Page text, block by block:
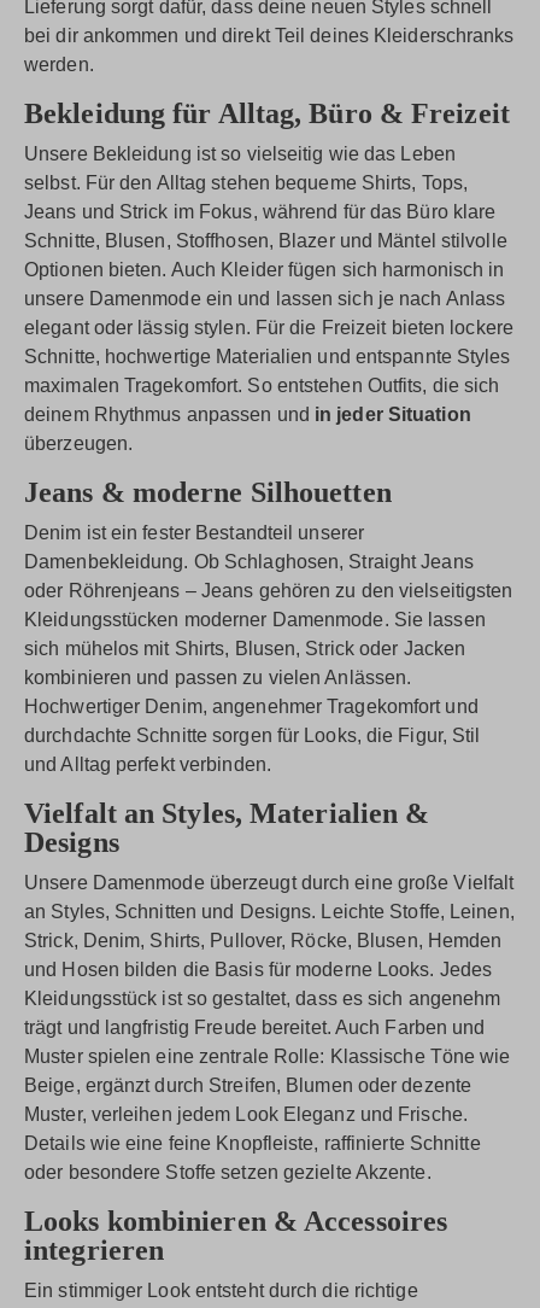
Lieferung sorgt dafür, dass deine neuen Styles schnell
bei dir ankommen und direkt Teil deines Kleiderschranks
werden.
Bekleidung für Alltag, Büro & Freizeit
Unsere Bekleidung ist so vielseitig wie das Leben
selbst. Für den Alltag stehen bequeme Shirts, Tops,
Jeans und Strick im Fokus, während für das Büro klare
Schnitte, Blusen, Stoffhosen, Blazer und Mäntel stilvolle
Optionen bieten. Auch Kleider fügen sich harmonisch in
unsere Damenmode ein und lassen sich je nach Anlass
elegant oder lässig stylen. Für die Freizeit bieten lockere
Schnitte, hochwertige Materialien und entspannte Styles
maximalen Tragekomfort. So entstehen Outfits, die sich
deinem Rhythmus anpassen und in jeder Situation
überzeugen.
Jeans & moderne Silhouetten
Denim ist ein fester Bestandteil unserer
Damenbekleidung. Ob Schlaghosen, Straight Jeans
oder Röhrenjeans – Jeans gehören zu den vielseitigsten
Kleidungsstücken moderner Damenmode. Sie lassen
sich mühelos mit Shirts, Blusen, Strick oder Jacken
kombinieren und passen zu vielen Anlässen.
Hochwertiger Denim, angenehmer Tragekomfort und
durchdachte Schnitte sorgen für Looks, die Figur, Stil
und Alltag perfekt verbinden.
Vielfalt an Styles, Materialien &
Designs
Unsere Damenmode überzeugt durch eine große Vielfalt
an Styles, Schnitten und Designs. Leichte Stoffe, Leinen,
Strick, Denim, Shirts, Pullover, Röcke, Blusen, Hemden
und Hosen bilden die Basis für moderne Looks. Jedes
Kleidungsstück ist so gestaltet, dass es sich angenehm
trägt und langfristig Freude bereitet. Auch Farben und
Muster spielen eine zentrale Rolle: Klassische Töne wie
Beige, ergänzt durch Streifen, Blumen oder dezente
Muster, verleihen jedem Look Eleganz und Frische.
Details wie eine feine Knopfleiste, raffinierte Schnitte
oder besondere Stoffe setzen gezielte Akzente.
Looks kombinieren & Accessoires
integrieren
Ein stimmiger Look entsteht durch die richtige